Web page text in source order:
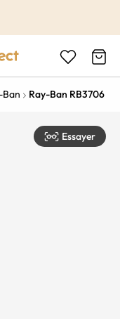
Ban Ray-Ban RB3706
Essayer